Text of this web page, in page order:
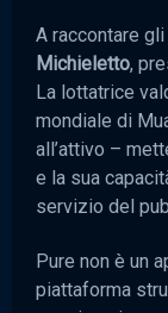
A raccontare
Michieletto,
La lottatrice
mondiale di
all’attivo –
e la sua
servizio del
Pure non è un
piattaforma